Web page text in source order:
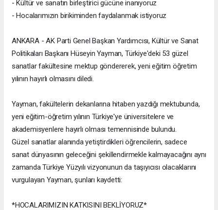
- ⁠Kültür ve sanatın birleştirici gücüne inanıyoruz
- ⁠Hocalarımızın birikiminden faydalanmak istiyoruz
ANKARA - AK Parti Genel Başkan Yardımcısı, Kültür ve Sanat
Politikaları Başkanı Hüseyin Yayman, Türkiye'deki 53 güzel
sanatlar fakültesine mektup göndererek, yeni eğitim öğretim
yılının hayırlı olmasını diledi.
Yayman, fakültelerin dekanlarına hitaben yazdığı mektubunda,
yeni eğitim-öğretim yılının Türkiye'ye üniversitelere ve
akademisyenlere hayırlı olması temennisinde bulundu.
Güzel sanatlar alanında yetiştirdikleri öğrencilerin, sadece
sanat dünyasının geleceğini şekillendirmekle kalmayacağını aynı
zamanda Türkiye Yüzyılı vizyonunun da taşıyıcısı olacaklarını
vurgulayan Yayman, şunları kaydetti:
*HOCALARIMIZIN KATKISINI BEKLİYORUZ*